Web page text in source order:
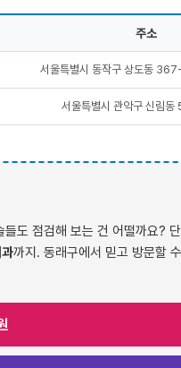
주소
서울특별시 동작구 상도동
서울특별시 관악구 신림
도 점검해 보는 건 어떨까요?
까지. 동래구에서 믿고 방문할